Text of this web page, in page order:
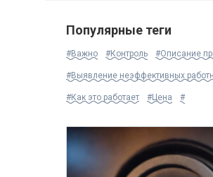
Популярные теги
#Важно #Контроль #Описание
#Выявление неэффективных
#Как это работает #Цена #